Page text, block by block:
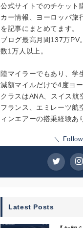
公式サイトでのチケット
カー情報、ヨーロッパ旅
を記事にまとめてます。
ブログ最高月間137万PV。
数1万人以上。
陸マイラーでもあり、学
減額マイルだけで4度ヨ
クラスはANA、スイス航
フランス、エミレーツ航
ィンエアーの搭乗経験あ
＼
Latest Posts